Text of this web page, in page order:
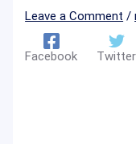
Leave a Comment /
Facebook Twitter